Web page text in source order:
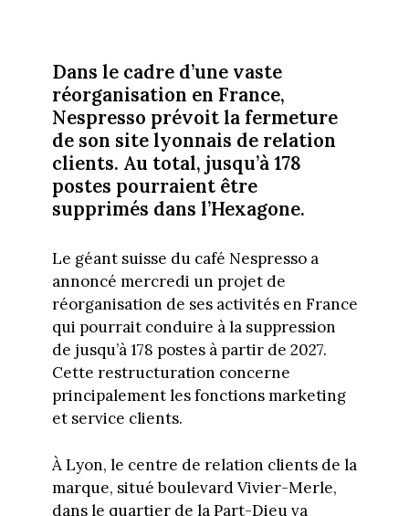
Dans le cadre d’une vaste
réorganisation en France,
Nespresso prévoit la fermeture
de son site lyonnais de relation
clients. Au total, jusqu’à 178
postes pourraient être
supprimés dans l’Hexagone.
Le géant suisse du café Nespresso a
annoncé mercredi un projet de
réorganisation de ses activités en France
qui pourrait conduire à la suppression
de jusqu’à 178 postes à partir de 2027.
Cette restructuration concerne
principalement les fonctions marketing
et service clients.
À Lyon, le centre de relation clients de la
marque, situé boulevard Vivier-Merle,
dans le quartier de la Part-Dieu va